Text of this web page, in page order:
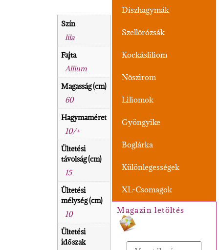
Díszhagymák
Szellőrózsák
Kockásliliom
Nőszirom
Liliomok
Gyöngyike
Boglárka
Különlegességek
XL-Csomagok
Magazin letöltés
Szín
lila
Fajta
Allium
Magasság (cm)
60
Hagymaméret
10/+
Ültetési
távolság (cm)
15
Ültetési
mélység (cm)
10
Ültetési
időszak